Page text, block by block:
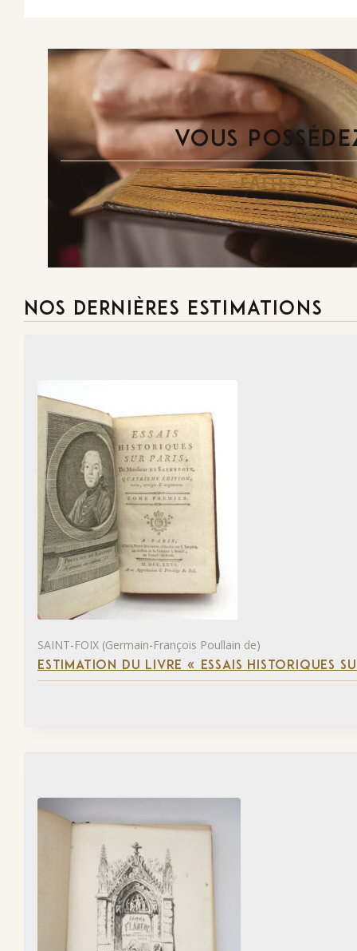
VOUS
FAITES-LE
NOS DERNIÈRES ESTIMATIONS
SAINT-FOIX (Germain-François Poullain de)
ESTIMATION DU LIVRE « ESSAIS HISTORIQUES